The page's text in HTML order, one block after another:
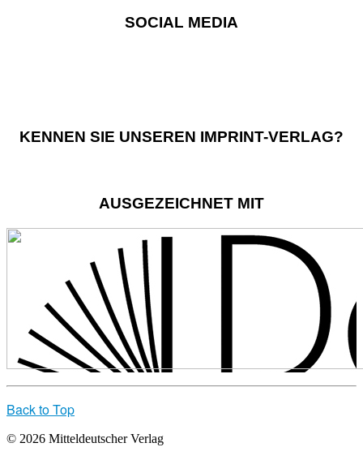
SOCIAL MEDIA
KENNEN SIE UNSEREN IMPRINT-VERLAG?
AUSGEZEICHNET MIT
Back to Top
© 2026 Mitteldeutscher Verlag